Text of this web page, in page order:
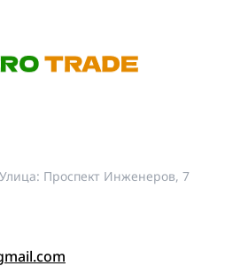
Проспект Инженеров, 7